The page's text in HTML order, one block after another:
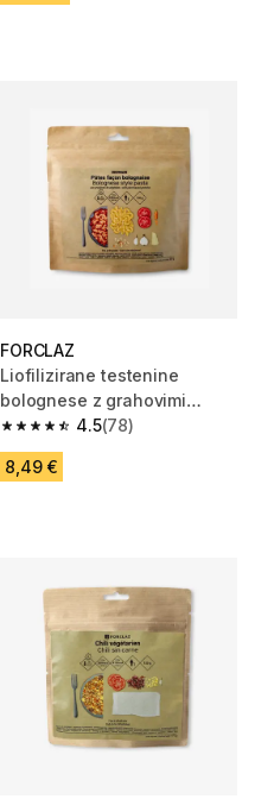
FORCLAZ
Liofilizirane testenine
bolognese z grahovimi
beljakovinami (100 g)
4.5
4.5 od 5 zvezdic from 78 ocene
(78)
8,49 €